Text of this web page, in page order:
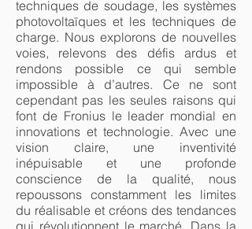
techniques de soudage, les systèmes
photovoltaïques et les techniques de
charge. Nous explorons de nouvelles
voies, relevons des défis ardus et
rendons possible ce qui semble
impossible à d’autres. Ce ne sont
cependant pas les seules raisons qui
font de Fronius le leader mondial en
innovations et technologie. Avec une
vision claire, une inventivité
inépuisable et une profonde
conscience de la qualité, nous
repoussons constamment les limites
du réalisable et créons des tendances
qui révolutionnent le marché. Dans la